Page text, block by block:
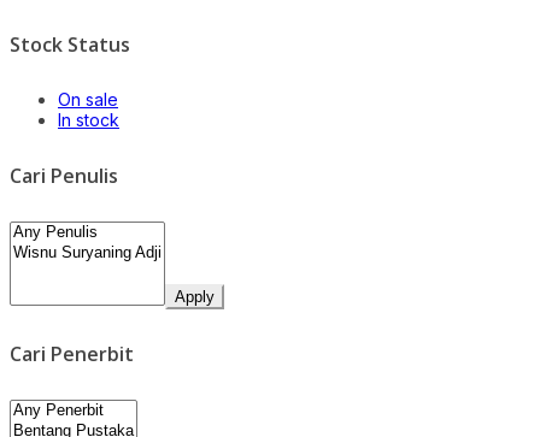
Stock Status
On sale
In stock
Cari Penulis
Apply
Cari Penerbit